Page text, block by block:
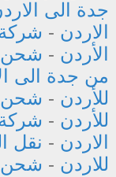
جدة الى
الاردن -
الأردن - شحن
من جدة الى
للأردن - شحن
للأردن -
الاردن - نقل
للاردن - شحن